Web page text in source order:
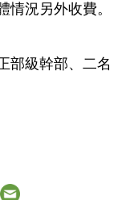
情況另外收費。
部級幹部、二名